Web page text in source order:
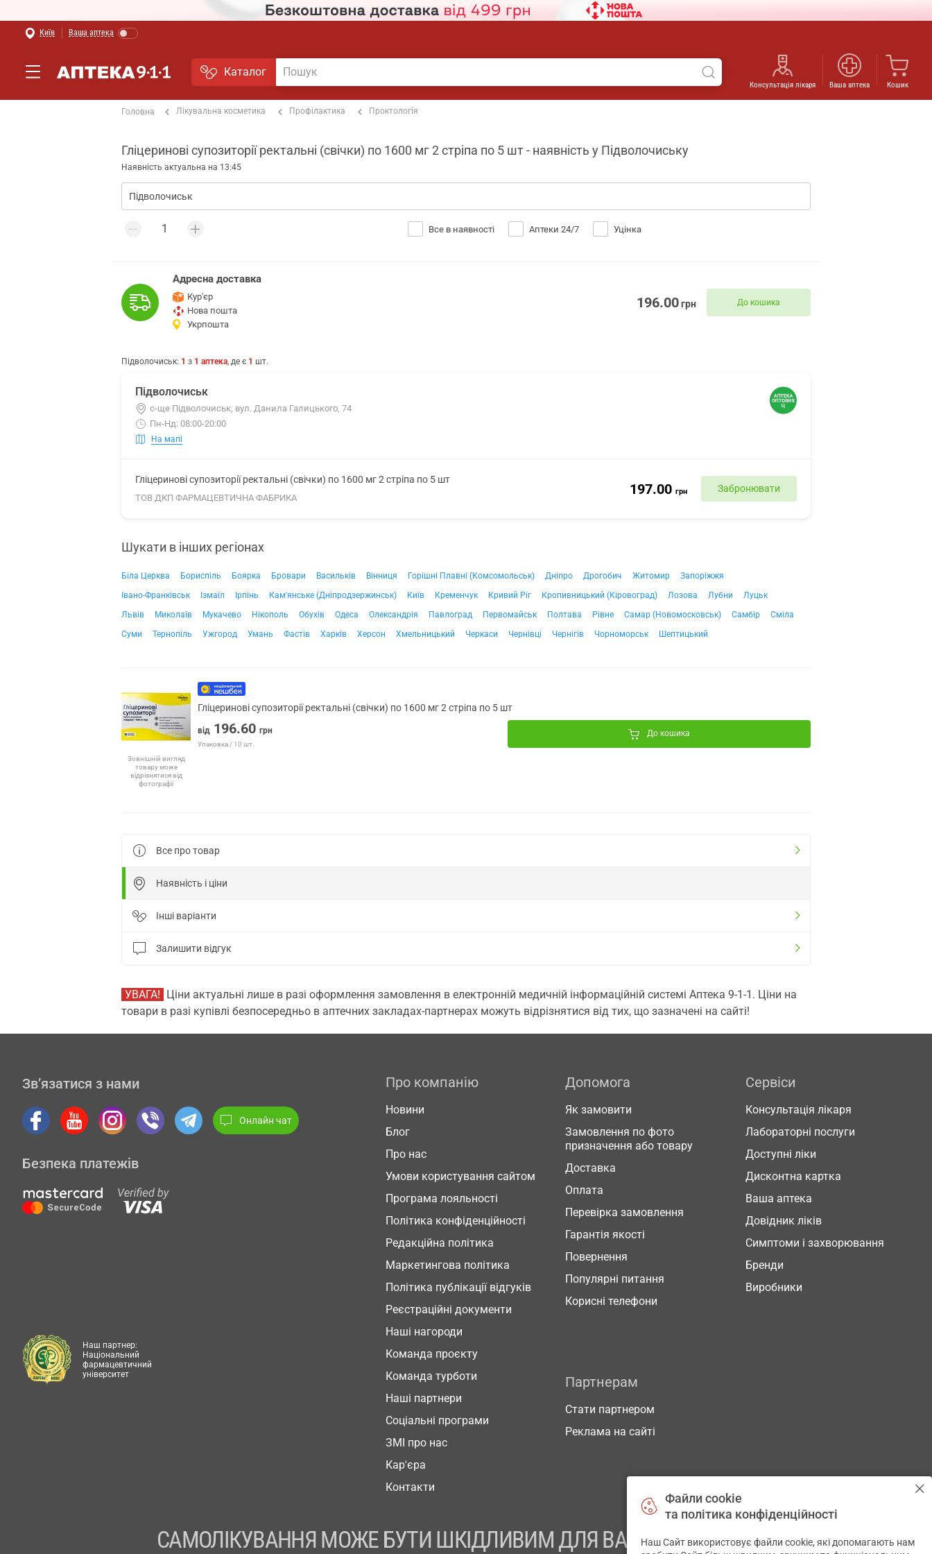
Київ Ваша аптека
Каталог
Консультація лікаря Ваша аптека Кошик
Головна Лікувальна косметика Профілактика Проктологія
Гліцеринові супозиторії ректальні (свічки) по 1600 мг 2 стріпа по 5 шт - наявність у Підволочиську
Наявність актуальна на 13:45
Все в наявності Аптеки 24/7 Уцінка
Адресна доставка
Кур'єр
Нова пошта
Укрпошта
196.00грн До кошика
Підволочиськ: 1 з 1 аптека, де є 1 шт.
Підволочиськ
с-ще Підволочиськ, вул. Данила Галицького, 74
Пн-Нд: 08:00-20:00
На мапі
Гліцеринові супозиторії ректальні (свічки) по 1600 мг 2 стріпа по 5 шт
ТОВ ДКП ФАРМАЦЕВТИЧНА ФАБРИКА
197.00 грн Забронювати
Шукати в інших регіонах
Біла Церква Бориспіль Боярка Бровари Васильків Вінниця Горішні Плавні (Комсомольськ) Дніпро Дрогобич Житомир
Запоріжжя
Івано-Франківськ
Ізмаїл Ірпінь Кам'янське (Дніпродзержинськ) Київ Кременчук Кривий Ріг Кропивницький (Кіровоград) Лозова Лубни
Луцьк
Львів
Миколаїв Мукачево Нікополь Обухів Одеса Олександрія Павлоград Первомайськ Полтава Рівне Самар (Новомосковськ) Самбір
Сміла
Суми
Тернопіль Ужгород Умань Фастів Харків Херсон Хмельницький Черкаси Чернівці Чернігів Чорноморськ Шептицький
Зовнішній вигляд
товару може
відрізнятися від
фотографії
Гліцеринові супозиторії ректальні (свічки) по 1600 мг 2 стріпа по 5 шт
від 196.60 грн
Упаковка / 10 шт.
До кошика
Все про товар
Наявність і ціни
Інші варіанти
Залишити відгук
УВАГА! Ціни актуальні лише в разі оформлення замовлення в електронній медичній інформаційній системі Аптека 9-1-1. Ціни на
товари в разі купівлі безпосередньо в аптечних закладах-партнерах можуть відрізнятися від тих, що зазначені на сайті!
Зв’язатися з нами
Онлайн чат
Безпека платежів
Про компанію
Новини
Блог
Про нас
Умови користування сайтом
Програма лояльності
Політика конфіденційності
Редакційна політика
Маркетингова політика
Політика публікації відгуків
Реєстраційні документи
Наші нагороди
Команда проєкту
Команда турботи
Наші партнери
Соціальні програми
ЗМІ про нас
Кар'єра
Контакти
Допомога
Як замовити
Замовлення по фото
призначення або товару
Доставка
Оплата
Перевірка замовлення
Гарантія якості
Повернення
Популярні питання
Корисні телефони
Сервіси
Консультація лікаря
Лабораторні послуги
Доступні ліки
Дисконтна картка
Ваша аптека
Довідник ліків
Симптоми і захворювання
Бренди
Виробники
Партнерам
Стати партнером
Реклама на сайті
Наш партнер:
Національний
фармацевтичний
університет
САМОЛІКУВАННЯ МОЖЕ БУТИ ШКІДЛИВИМ ДЛЯ ВАШОГО ЗДОРОВ’Я
Файли cookie
та політика конфіденційності
Наш Сайт використовує файли cookie, які допомагають нам